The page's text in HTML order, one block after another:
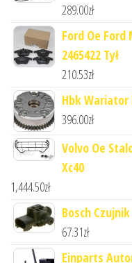
289.00zł
Ford Oe Ford
2465422 Tył
210.53zł
Hbk Wariator
396.00zł
Volvo Oe
Xc40
1,444.50zł
Bosch
67.31zł
Einparts